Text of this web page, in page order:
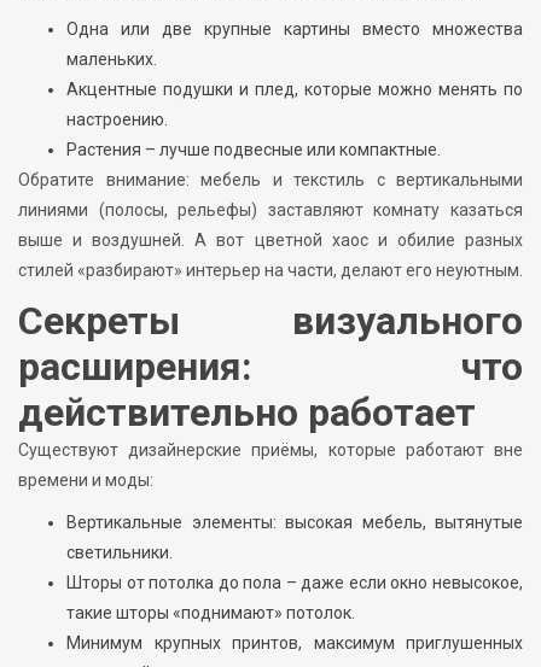
Одна или две крупные картины вместо множества
маленьких.
Акцентные подушки и плед, которые можно менять по
настроению.
Растения – лучше подвесные или компактные.
Обратите внимание: мебель и текстиль с вертикальными
линиями (полосы, рельефы) заставляют комнату казаться
выше и воздушней. А вот цветной хаос и обилие разных
стилей «разбирают» интерьер на части, делают его неуютным.
Секреты визуального
расширения: что
действительно работает
Существуют дизайнерские приёмы, которые работают вне
времени и моды:
Вертикальные элементы: высокая мебель, вытянутые
светильники.
Шторы от потолка до пола – даже если окно невысокое,
такие шторы «поднимают» потолок.
Минимум крупных принтов, максимум приглушенных